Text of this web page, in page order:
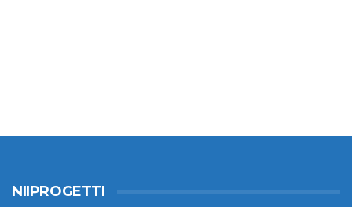
NIIPROGETTI